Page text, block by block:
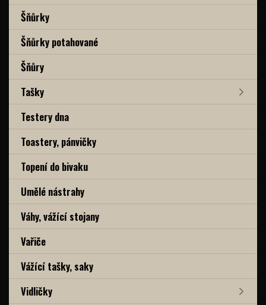
Šňůrky
Šňůrky potahované
Šňůry
Tašky
Testery dna
Toastery, pánvičky
Topení do bivaku
Umělé nástrahy
Váhy, vážící stojany
Vařiče
Vážící tašky, saky
Vidličky